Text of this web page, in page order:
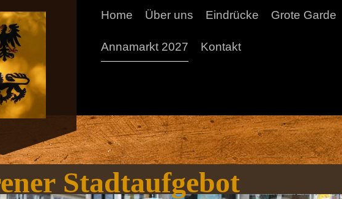
Home Über uns Eindrücke Grote Garde
Annamarkt 2027 Kontakt
Stadtaufgebot